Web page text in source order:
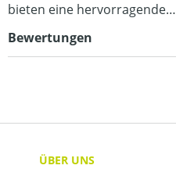
bieten eine hervorragende…
Bewertungen
ÜBER UNS